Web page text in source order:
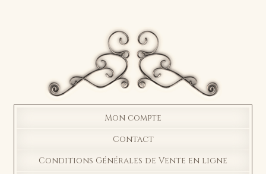
Mon compte
Contact
Conditions Générales de Vente en ligne